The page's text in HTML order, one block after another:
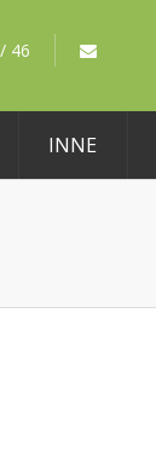
46
INNE